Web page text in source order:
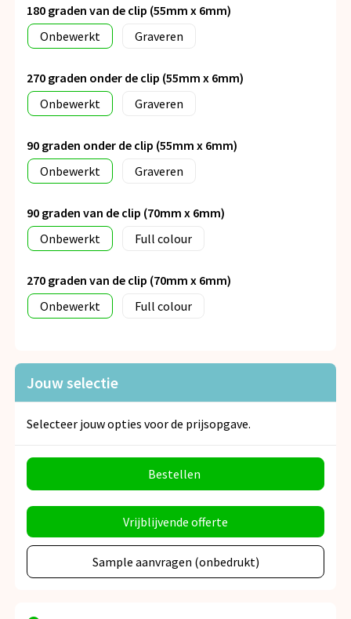
180 graden van de clip (55mm x 6mm)
Onbewerkt
Graveren
270 graden onder de clip (55mm x 6mm)
Onbewerkt
Graveren
90 graden onder de clip (55mm x 6mm)
Onbewerkt
Graveren
90 graden van de clip (70mm x 6mm)
Onbewerkt
Full colour
270 graden van de clip (70mm x 6mm)
Onbewerkt
Full colour
Jouw selectie
Selecteer jouw opties voor de prijsopgave.
Bestellen
Vrijblijvende offerte
Sample aanvragen (onbedrukt)